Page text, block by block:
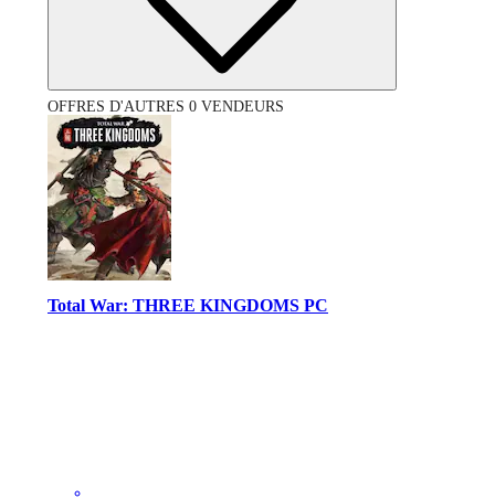
OFFRES D'AUTRES 0 VENDEURS
Total War: THREE KINGDOMS PC